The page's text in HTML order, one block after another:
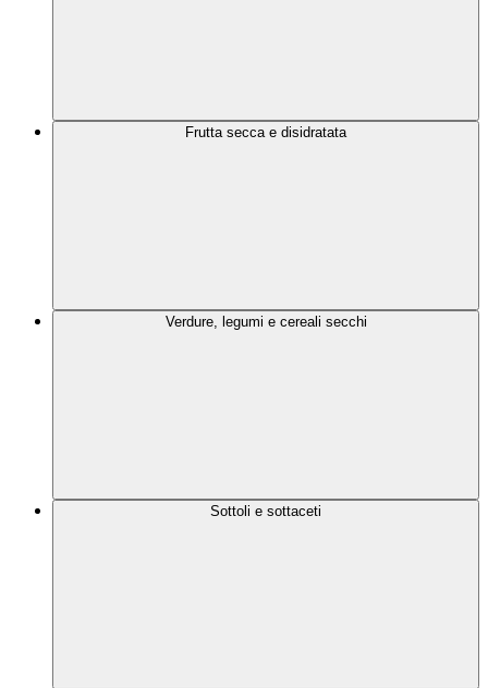
Frutta secca e disidratata
Verdure, legumi e cereali secchi
Sottoli e sottaceti